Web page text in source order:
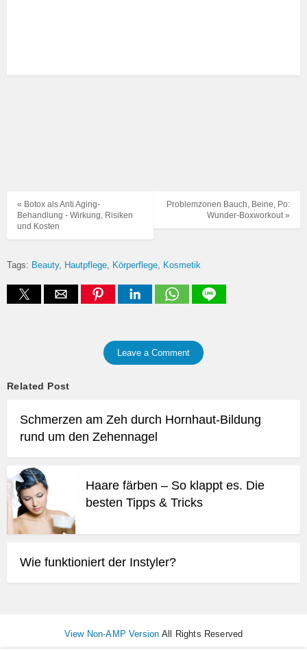
Problemzonen Bauch, Beine, Po:
Wunder-Boxworkout »
« Botox als Anti Aging-
Behandlung - Wirkung, Risiken
und Kosten
Tags: Beauty Hautpflege Körperflege Kosmetik
Leave a Comment
Related Post
Schmerzen am Zeh durch Hornhaut-Bildung
rund um den Zehennagel
Haare färben – So klappt es. Die
besten Tipps & Tricks
Wie funktioniert der Instyler?
View Non-AMP Version All Rights Reserved